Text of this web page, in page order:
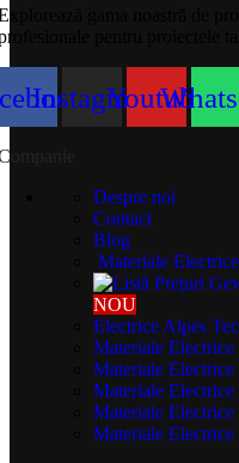
gama noastră de
pentru proiectele
InstagramYoutube
Despre noi
Contact
Blog
Materiale
NOU
Electrice Alpes
Materiale
Materiale
Materiale Electrice
Materiale
Materiale